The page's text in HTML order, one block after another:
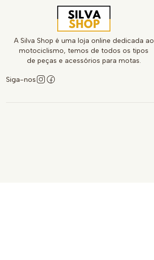
A Silva Shop é uma loja online dedicada ao
motociclismo, temos de todos os tipos
de peças e acessórios para motas.
Siga-nos